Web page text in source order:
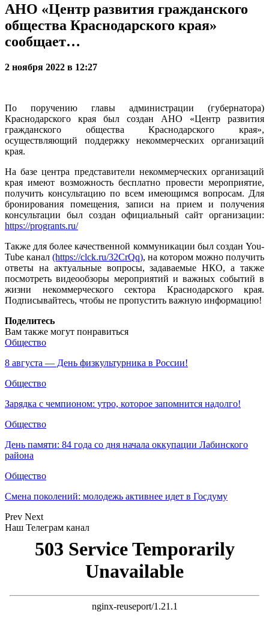
АНО «Центр развития гражданского
общества Краснодарского края»
сообщает…
2 ноября 2022 в 12:27
По поручению главы администрации (губернатора)
Краснодарского края был создан АНО «Центр развития
гражданского общества Краснодарского края»,
осуществляющий поддержку некоммерческих организаций
края.
На базе центра представители некоммерческих организаций
края имеют возможность бесплатно провести мероприятие,
получить консультацию по всем имеющимся вопросам. Для
бронирования помещения, записи на прием и получения
консультации был создан официальный сайт организации:
https://progrants.ru/
Также для более качественной коммуникации был создан You-
Tube канал (https://clck.ru/32CrQq), на котором можно получить
ответы на актуальные вопросы, задаваемые НКО, а также
посмотреть видеообзоры мероприятий и важных событий в
жизни некоммерческого сектора Краснодарского края.
Подписывайтесь, чтобы не пропустить важную информацию!
Поделитесь
Вам также могут понравиться
Общество
8 августа — День физкультурника в России!
Общество
Зарядка с чемпионом: утро, которое запомнится надолго!
Общество
День памяти: 84 года со дня начала оккупации Лабинского
района
Общество
Смена поколений: молодежь активнее идет в Госдуму
Prev Next
Наш Телеграм канал